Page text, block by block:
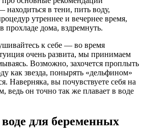
в тени, пить воду,
утреннее и вечернее время,
прохладе дома, вздремнуть.
к себе — во время
очень развита, мы принимаем
Возможно, захочется проплыть
как звезда, понырять «дельфином»
Наверняка, вы почувствуете себя на
ведь он точно так же плавает в воде
для беременных